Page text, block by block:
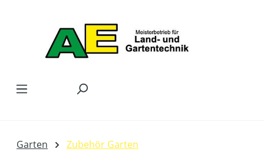
Garten Zubehör Garten